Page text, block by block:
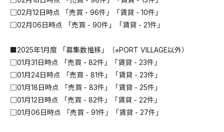
□02月12日時点 「売買 - 96件」「賃貸 - 10件」
□02月06日時点 「売買 - 90件」「賃貸 - 21件」
■2025年1月度 「募集数推移」（※PORT VILLAGE以外）
□01月31日時点 「売買 - 82件」「賃貸 - 23件」
□01月24日時点 「売買 - 81件」「賃貸 - 23件」
□01月18日時点 「売買 - 83件」「賃貸 - 25件」
□01月12日時点 「売買 - 82件」「賃貸 - 22件」
□01月06日時点 「売買 - 91件」「賃貸 - 27件」